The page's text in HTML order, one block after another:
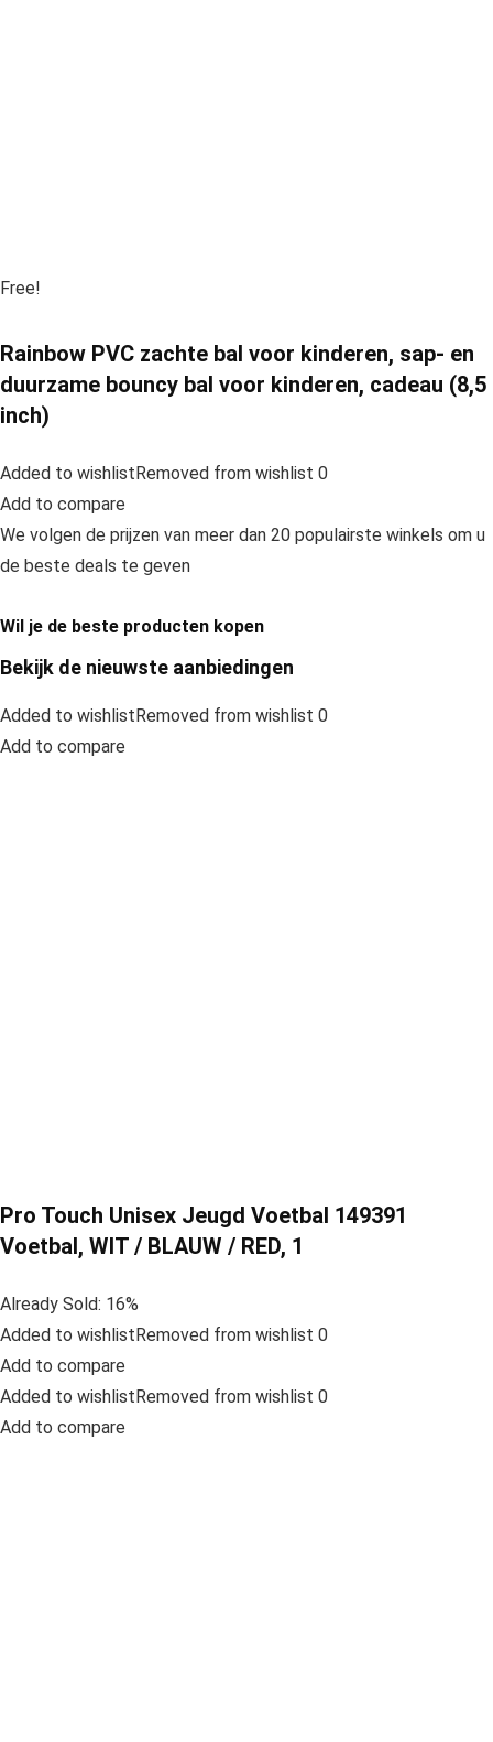
Free!
Rainbow PVC zachte bal voor kinderen, sap- en
duurzame bouncy bal voor kinderen, cadeau (8,5
inch)
Added to wishlistRemoved from wishlist 0
Add to compare
We volgen de prijzen van meer dan 20 populairste winkels om u
de beste deals te geven
Wil je de beste producten kopen
Bekijk de nieuwste aanbiedingen
Added to wishlistRemoved from wishlist 0
Add to compare
Pro Touch Unisex Jeugd Voetbal 149391
Voetbal, WIT / BLAUW / RED, 1
Already Sold: 16%
Added to wishlistRemoved from wishlist 0
Add to compare
Added to wishlistRemoved from wishlist 0
Add to compare